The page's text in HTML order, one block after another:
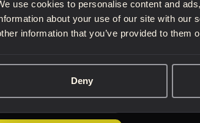
use cookies to personalise content and
about your use of our site with our
information that you’ve provided to them
Deny
les nouveautés en matière de contenu,